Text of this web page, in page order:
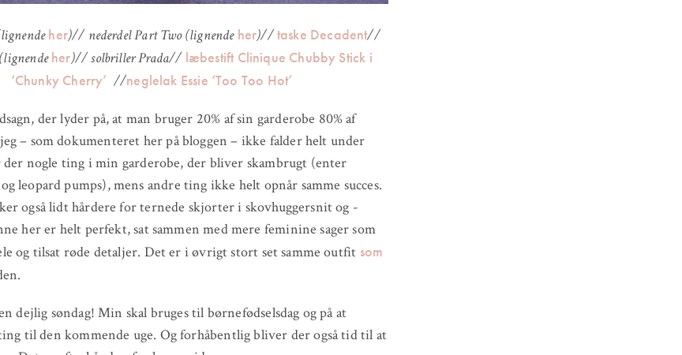
her)// nederdel Part Two (lignende her)//taske Decadent//
her)// solbriller Prada// læbestift Clinique Chubby Stick i
‘Chunky Cherry’ //neglelak Essie ‘Too Too Hot’
der lyder på, at man bruger 20% af sin garderobe 80% af
– som dokumenteret her på bloggen – ikke falder helt under
der nogle ting i min garderobe, der bliver skambrugt (enter
leopard pumps), mens andre ting ikke helt opnår samme succes.
også lidt hårdere for ternede skjorter i skovhuggersnit og -
her er helt perfekt, sat sammen med mere feminine sager som
og tilsat røde detaljer. Det er i øvrigt stort set samme outfit som
dejlig søndag! Min skal bruges til børnefødselsdag og på at
til den kommende uge. Og forhåbentlig bliver der også tid til at